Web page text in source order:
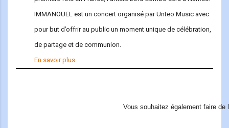
IMMANOUEL est un concert organisé par Unteo Music avec
pour but d’offrir au public un moment unique de célébration,
de partage et de communion.
En savoir plus
Vous souhaitez également faire de